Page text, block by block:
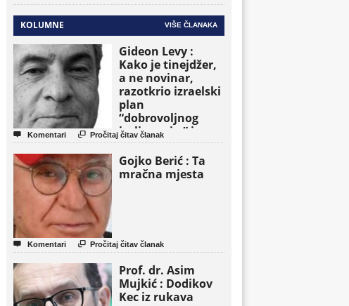
KOLUMNE VIŠE ČLANAKA
Gideon Levy :
Kako je tinejdžer,
a ne novinar,
razotkrio izraelski
plan
“dobrovoljnog
iseljavanja ” iz
Gaze
 Komentari  Pročitaj čitav članak
Gojko Berić : Ta
mračna mjesta
 Komentari  Pročitaj čitav članak
Prof. dr. Asim
Mujkić : Dodikov
Kec iz rukava